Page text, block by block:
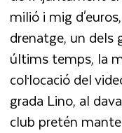
milió i mig
drenatge, un dels
últims temps, la
col·locació del
grada Lino, al
club pretén